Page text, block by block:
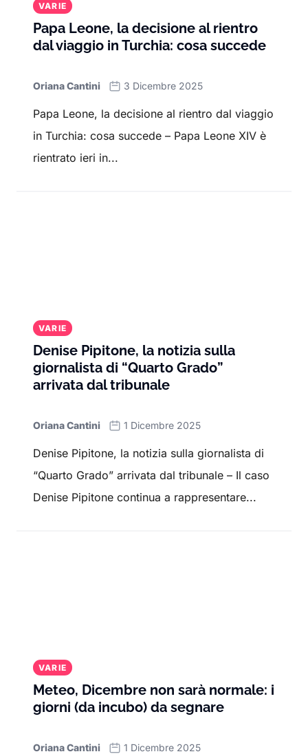
VARIE
Papa Leone, la decisione al rientro
dal viaggio in Turchia: cosa succede
Oriana Cantini 3 Dicembre 2025
Papa Leone, la decisione al rientro dal viaggio
in Turchia: cosa succede – Papa Leone XIV è
rientrato ieri in...
VARIE
Denise Pipitone, la notizia sulla
giornalista di “Quarto Grado”
arrivata dal tribunale
Oriana Cantini 1 Dicembre 2025
Denise Pipitone, la notizia sulla giornalista di
“Quarto Grado” arrivata dal tribunale – Il caso
Denise Pipitone continua a rappresentare...
VARIE
Meteo, Dicembre non sarà normale: i
giorni (da incubo) da segnare
Oriana Cantini 1 Dicembre 2025